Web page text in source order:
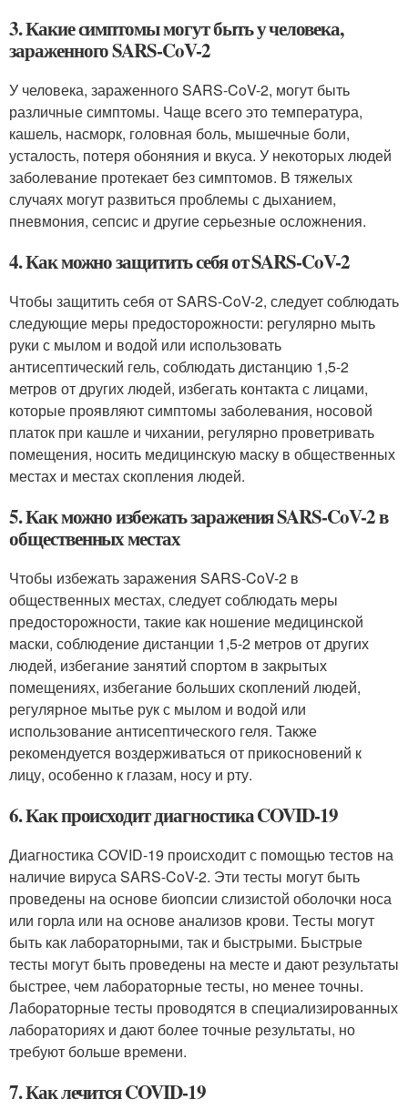
3. Какие симптомы могут быть у человека,
зараженного SARS-CoV-2
У человека, зараженного SARS-CoV-2, могут быть
различные симптомы. Чаще всего это температура,
кашель, насморк, головная боль, мышечные боли,
усталость, потеря обоняния и вкуса. У некоторых людей
заболевание протекает без симптомов. В тяжелых
случаях могут развиться проблемы с дыханием,
пневмония, сепсис и другие серьезные осложнения.
4. Как можно защитить себя от SARS-CoV-2
Чтобы защитить себя от SARS-CoV-2, следует соблюдать
следующие меры предосторожности: регулярно мыть
руки с мылом и водой или использовать
антисептический гель, соблюдать дистанцию 1,5-2
метров от других людей, избегать контакта с лицами,
которые проявляют симптомы заболевания, носовой
платок при кашле и чихании, регулярно проветривать
помещения, носить медицинскую маску в общественных
местах и местах скопления людей.
5. Как можно избежать заражения SARS-CoV-2 в
общественных местах
Чтобы избежать заражения SARS-CoV-2 в
общественных местах, следует соблюдать меры
предосторожности, такие как ношение медицинской
маски, соблюдение дистанции 1,5-2 метров от других
людей, избегание занятий спортом в закрытых
помещениях, избегание больших скоплений людей,
регулярное мытье рук с мылом и водой или
использование антисептического геля. Также
рекомендуется воздерживаться от прикосновений к
лицу, особенно к глазам, носу и рту.
6. Как происходит диагностика COVID-19
Диагностика COVID-19 происходит с помощью тестов на
наличие вируса SARS-CoV-2. Эти тесты могут быть
проведены на основе биопсии слизистой оболочки носа
или горла или на основе анализов крови. Тесты могут
быть как лабораторными, так и быстрыми. Быстрые
тесты могут быть проведены на месте и дают результаты
быстрее, чем лабораторные тесты, но менее точны.
Лабораторные тесты проводятся в специализированных
лабораториях и дают более точные результаты, но
требуют больше времени.
7. Как лечится COVID-19